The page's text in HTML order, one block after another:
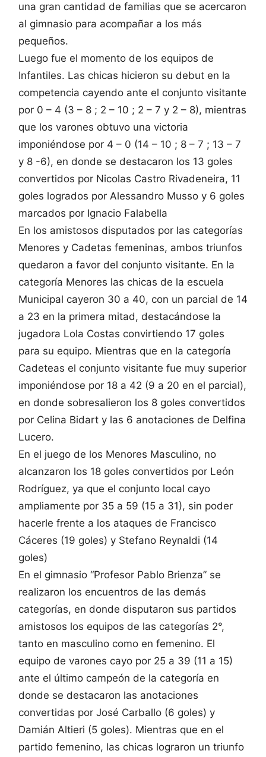
una gran cantidad de familias que se acercaron
al gimnasio para acompañar a los más
pequeños.
Luego fue el momento de los equipos de
Infantiles. Las chicas hicieron su debut en la
competencia cayendo ante el conjunto visitante
por 0 – 4 (3 – 8 ; 2 – 10 ; 2 – 7 y 2 – 8), mientras
que los varones obtuvo una victoria
imponiéndose por 4 – 0 (14 – 10 ; 8 – 7 ; 13 – 7
y 8 -6), en donde se destacaron los 13 goles
convertidos por Nicolas Castro Rivadeneira, 11
goles logrados por Alessandro Musso y 6 goles
marcados por Ignacio Falabella
En los amistosos disputados por las categorías
Menores y Cadetas femeninas, ambos triunfos
quedaron a favor del conjunto visitante. En la
categoría Menores las chicas de la escuela
Municipal cayeron 30 a 40, con un parcial de 14
a 23 en la primera mitad, destacándose la
jugadora Lola Costas convirtiendo 17 goles
para su equipo. Mientras que en la categoría
Cadeteas el conjunto visitante fue muy superior
imponiéndose por 18 a 42 (9 a 20 en el parcial),
en donde sobresalieron los 8 goles convertidos
por Celina Bidart y las 6 anotaciones de Delfina
Lucero.
En el juego de los Menores Masculino, no
alcanzaron los 18 goles convertidos por León
Rodríguez, ya que el conjunto local cayo
ampliamente por 35 a 59 (15 a 31), sin poder
hacerle frente a los ataques de Francisco
Cáceres (19 goles) y Stefano Reynaldi (14
goles)
En el gimnasio “Profesor Pablo Brienza” se
realizaron los encuentros de las demás
categorías, en donde disputaron sus partidos
amistosos los equipos de las categorías 2°,
tanto en masculino como en femenino. El
equipo de varones cayo por 25 a 39 (11 a 15)
ante el último campeón de la categoría en
donde se destacaron las anotaciones
convertidas por José Carballo (6 goles) y
Damián Altieri (5 goles). Mientras que en el
partido femenino, las chicas lograron un triunfo